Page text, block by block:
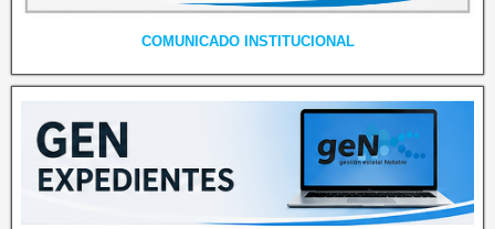
COMUNICADO INSTITUCIONAL